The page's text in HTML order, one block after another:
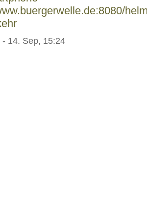
- 14. Sep, 15:24